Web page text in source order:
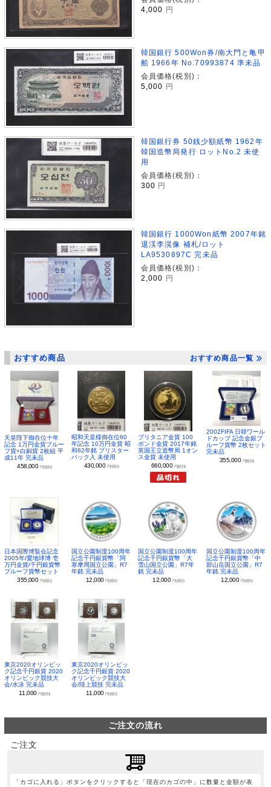
4,000
円
韓国銀行 500Won券/南大門と亀甲
船 1966年 No.70993874 準未品
会員価格(税別)：
5,000 円
韓国銀行券 50銭少額紙幣 1962年
韓国造幣局発行 ロットNo.2 未使
用
会員価格(税別)：
300 円
韓国銀行 1000Won紙幣 2007年銘
退渓李滉像 補札/ロット
LA9530897C 完未品
会員価格(税別)：
2,000
円
おすすめ商品 おすすめ商品一覧
天皇陛下御在位十年
記念 1万円金貨プルー
フ貨+白銅貨 2枚組 平
成11年 完未品
458,000 円(税別)
昭和天皇様御在位60
年記念 10万円金貨 昭
和62年銘 ブリスター
パック入 未使用
430,000 円(税別)
ブリタニア金貨 100
ポンド金貨 2017年銘
英国王立造幣局 1オン
ス金貨 未使用
660,000 円(税別)
2002FIFA 日韓ワール
ドカップ 記念金銀プ
ルーフ貨幣 2枚セット
完未品
355,000 円(税別)
日本国際博覧会記念
2005年/愛地球博 壱
万円金貨/千円銀貨幣
プルーフ貨幣セット
355,000 円(税別)
国立公園制度100周年
記念千円銀貨幣「阿
寒摩周国立公園」R7
年銘 完未品
12,000 円(税別)
国立公園制度100周年
記念千円銀貨幣「大
雪山国立公園」R7年
銘 完未品
12,000 円(税別)
国立公園制度100周年
記念千円銀貨幣「中
部山岳国立公園」R7
年銘 完未品
12,000 円(税別)
東京2020オリンピッ
ク記念千円銀貨 2020
オリンピック競技大
会/水泳 完未品
11,000円(税別)
東京2020オリンピッ
ク記念千円銀貨 2020
オリンピック競技大
会/陸上競技 完未品
11,000 円(税別)
ご注文の流れ
ご注文
「カゴに入れる」ボタンをクリックすると「現在のカゴの中」に数量と金額が表